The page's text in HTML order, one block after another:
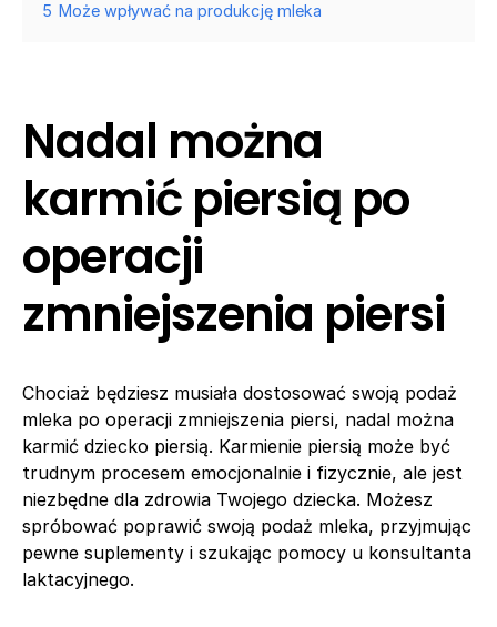
5 Może wpływać na produkcję mleka
Nadal można
karmić piersią po
operacji
zmniejszenia piersi
Chociaż będziesz musiała dostosować swoją podaż
mleka po operacji zmniejszenia piersi, nadal można
karmić dziecko piersią. Karmienie piersią może być
trudnym procesem emocjonalnie i fizycznie, ale jest
niezbędne dla zdrowia Twojego dziecka. Możesz
spróbować poprawić swoją podaż mleka, przyjmując
pewne suplementy i szukając pomocy u konsultanta
laktacyjnego.